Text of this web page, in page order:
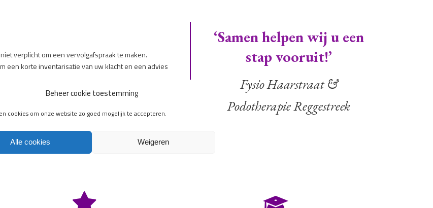
Beheer cookie toestemming
cookies om onze website zo goed mogelijk te accepteren.
Alle cookies Weigeren
verplicht om een vervolgafspraak te maken.
een korte inventarisatie van uw klacht en een advies
behandelaar of uzelf verstuurd.
reeds bij ons onder behandeling zijn, second
naar onze reguliere consulten.
‘Samen helpen wij u een
stap vooruit!’
Fysio Haarstraat &
Podotherapie Reggestreek